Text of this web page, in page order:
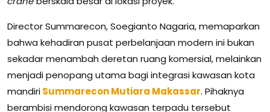
Director Summarecon, Soegianto Nagaria, memaparkan
bahwa kehadiran pusat perbelanjaan modern ini bukan
sekadar menambah deretan ruang komersial, melainkan
menjadi penopang utama bagi integrasi kawasan kota
mandiriSummarecon Mutiara Makassar. Pihaknya
berambisi mendorong kawasan terpadu tersebut